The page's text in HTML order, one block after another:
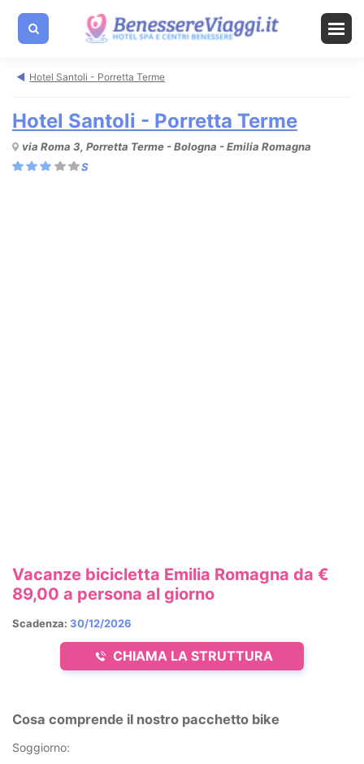
Hotel Santoli - Porretta Terme
Hotel Santoli - Porretta Terme
via Roma 3, Porretta Terme - Bologna - Emilia Romagna
CHIAMA LA STRUTTURA
Scadenza: 30/12/2026
Vacanze bicicletta Emilia Romagna da €
89,00 a persona al giorno
Cosa comprende il nostro pacchetto bike
Soggiorno: